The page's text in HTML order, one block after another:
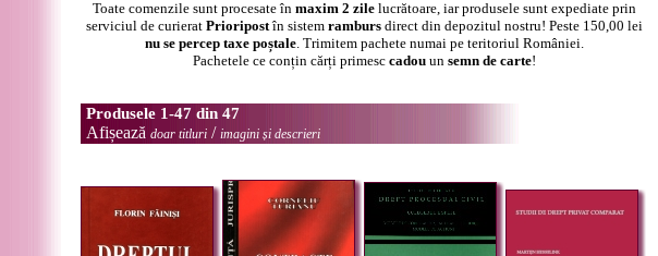
Toate comenzile sunt procesate în maxim 2 zilelucrătoare, iar produsele sunt expediate prin
serviciul de curierat Prioripostîn sistem rambursdirect din depozitul nostru! Peste 150,00 lei
nu se percep taxe poștale. Trimitem pachete numai pe teritoriul României.
Pachetele ce conțin cărți primesc cadouun semn de carte!
Produsele 1-47 din 47
Afișează doar titluri / imagini și descrieri